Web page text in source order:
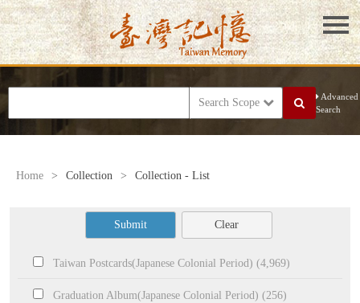
Search Scope
Advanced
Search
Home > Collection > Collection - List
Submit Clear
Taiwan Postcards(Japanese Colonial Period) (4,969)
Graduation Album(Japanese Colonial Period) (256)